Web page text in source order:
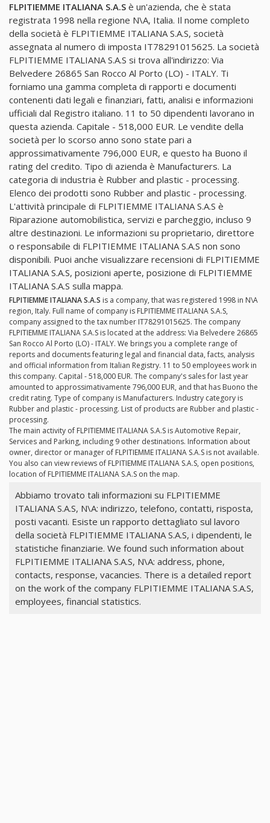
FLPITIEMME ITALIANA S.A.S è un'azienda, che è stata
registrata 1998 nella regione N\A, Italia. Il nome completo
della società è FLPITIEMME ITALIANA S.A.S, società
assegnata al numero di imposta IT78291015625. La società
FLPITIEMME ITALIANA S.A.S si trova all'indirizzo: Via
Belvedere 26865 San Rocco Al Porto (LO) - ITALY. Ti
forniamo una gamma completa di rapporti e documenti
contenenti dati legali e finanziari, fatti, analisi e informazioni
ufficiali dal Registro italiano. 11 to 50 dipendenti lavorano in
questa azienda. Capitale - 518,000 EUR. Le vendite della
società per lo scorso anno sono state pari a
approssimativamente 796,000 EUR, e questo ha Buono il
rating del credito. Tipo di azienda è Manufacturers. La
categoria di industria è Rubber and plastic - processing.
Elenco dei prodotti sono Rubber and plastic - processing.
L'attività principale di FLPITIEMME ITALIANA S.A.S è
Riparazione automobilistica, servizi e parcheggio, incluso 9
altre destinazioni. Le informazioni su proprietario, direttore
o responsabile di FLPITIEMME ITALIANA S.A.S non sono
disponibili. Puoi anche visualizzare recensioni di FLPITIEMME
ITALIANA S.A.S, posizioni aperte, posizione di FLPITIEMME
ITALIANA S.A.S sulla mappa.
FLPITIEMME ITALIANA S.A.S is a company, that was registered 1998 in N\A
region, Italy. Full name of company is FLPITIEMME ITALIANA S.A.S,
company assigned to the tax number IT78291015625. The company
FLPITIEMME ITALIANA S.A.S is located at the address: Via Belvedere 26865
San Rocco Al Porto (LO) - ITALY. We brings you a complete range of
reports and documents featuring legal and financial data, facts, analysis
and official information from Italian Registry. 11 to 50 employees work in
this company. Capital - 518,000 EUR. The company's sales for last year
amounted to approssimativamente 796,000 EUR, and that has Buono the
credit rating. Type of company is Manufacturers. Industry category is
Rubber and plastic - processing. List of products are Rubber and plastic -
processing.
The main activity of FLPITIEMME ITALIANA S.A.S is Automotive Repair,
Services and Parking, including 9 other destinations. Information about
owner, director or manager of FLPITIEMME ITALIANA S.A.S is not available.
You also can view reviews of FLPITIEMME ITALIANA S.A.S, open positions,
location of FLPITIEMME ITALIANA S.A.S on the map.
Abbiamo trovato tali informazioni su FLPITIEMME
ITALIANA S.A.S, N\A: indirizzo, telefono, contatti, risposta,
posti vacanti. Esiste un rapporto dettagliato sul lavoro
della società FLPITIEMME ITALIANA S.A.S, i dipendenti, le
statistiche finanziarie. We found such information about
FLPITIEMME ITALIANA S.A.S, N\A: address, phone,
contacts, response, vacancies. There is a detailed report
on the work of the company FLPITIEMME ITALIANA S.A.S,
employees, financial statistics.